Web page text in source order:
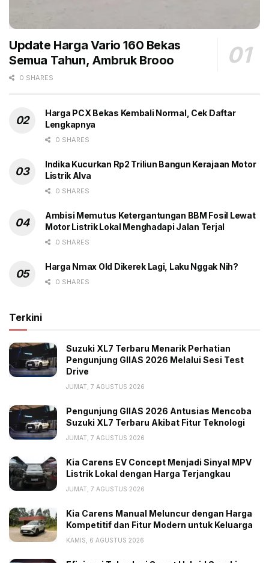
Update Harga Vario 160 Bekas
Semua Tahun, Ambruk Brooo
0 SHARES
Harga PCX Bekas Kembali Normal, Cek Daftar
Lengkapnya
0 SHARES
Indika Kucurkan Rp2 Triliun Bangun Kerajaan Motor
Listrik Alva
0 SHARES
Ambisi Memutus Ketergantungan BBM Fosil Lewat
Motor Listrik Lokal Menghadapi Jalan Terjal
0 SHARES
Harga Nmax Old Dikerek Lagi, Laku Nggak Nih?
0 SHARES
Terkini
Suzuki XL7 Terbaru Menarik Perhatian
Pengunjung GIIAS 2026 Melalui Sesi Test
Drive
JUMAT, 7 AGUSTUS 2026
Pengunjung GIIAS 2026 Antusias Mencoba
Suzuki XL7 Terbaru Akibat Fitur Teknologi
JUMAT, 7 AGUSTUS 2026
Kia Carens EV Concept Menjadi Sinyal MPV
Listrik Lokal dengan Harga Terjangkau
JUMAT, 7 AGUSTUS 2026
Kia Carens Manual Meluncur dengan Harga
Kompetitif dan Fitur Modern untuk Keluarga
KAMIS, 6 AGUSTUS 2026